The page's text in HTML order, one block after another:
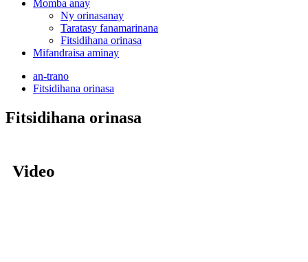
Momba anay
Ny orinasanay
Taratasy fanamarinana
Fitsidihana orinasa
Mifandraisa aminay
an-trano
Fitsidihana orinasa
Fitsidihana orinasa
Video